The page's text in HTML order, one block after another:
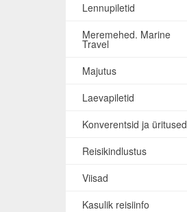
Lennupiletid
Meremehed. Marine
Travel
Majutus
Laevapiletid
Konverentsid ja üritused
Reisikindlustus
Viisad
Kasulik reisiinfo